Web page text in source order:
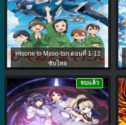
Hisone to Maso-tan ตอนที่ 1-12
ซับไทย
จบแล้ว